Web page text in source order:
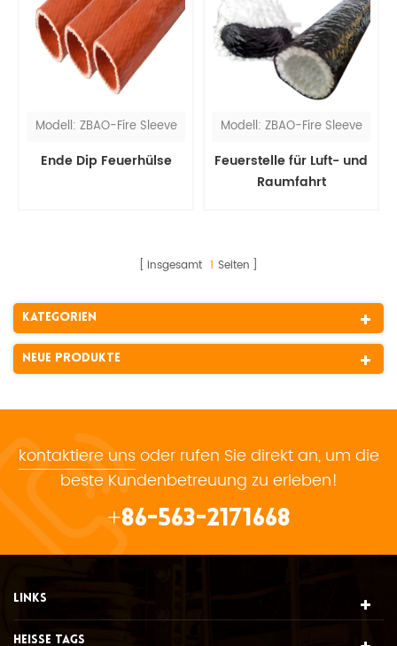
Modell: ZBAO-Fire Sleeve
Ende Dip Feuerhülse
Modell: ZBAO-Fire Sleeve
Feuerstelle für Luft- und
Raumfahrt
insgesamt 1 Seiten
Kategorien
Neue Produkte
kontaktiere unsoder rufen Sie direkt an, um die
beste Kundenbetreuung zu erleben!
+86-563-2171668
LINKS
HEISSE TAGS